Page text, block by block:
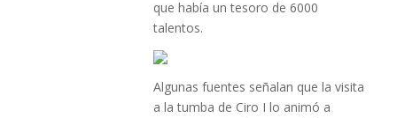
que había un tesoro de 6000
talentos.
Algunas fuentes señalan que la visita
a la tumba de Ciro I lo animó a